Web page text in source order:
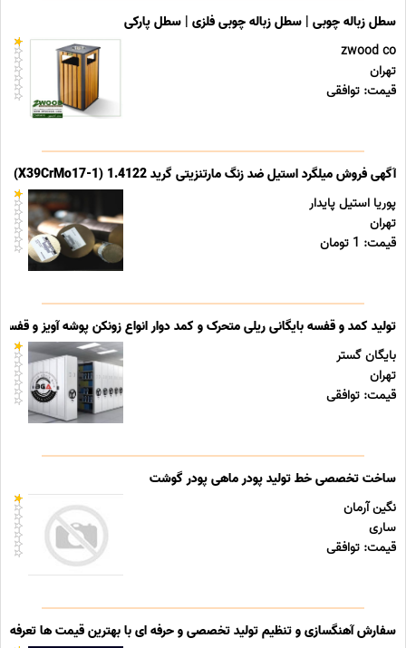
سطل زباله چوبی | سطل زباله چوبی فلزی | سطل پارکی
zwood co
تهران
قیمت: توافقی
آگهی فروش میلگرد استیل ضد زنگ مارتنزیتی گرید 1.4122 (X39CrMo17-1)
پوریا استیل پایدار
تهران
قیمت: 1 تومان
تولید کمد و قفسه بایگانی ریلی متحرک و کمد دوار انواع زونکن پوشه آویز و قفسه
بایگان گستر
تهران
قیمت: توافقی
ساخت تخصصی خط تولید پودر ماهی پودر گوشت
نگین آرمان
ساری
قیمت: توافقی
سفارش آهنگسازی و تنظیم تولید تخصصی و حرفه ای با بهترین قیمت ها تعرفه